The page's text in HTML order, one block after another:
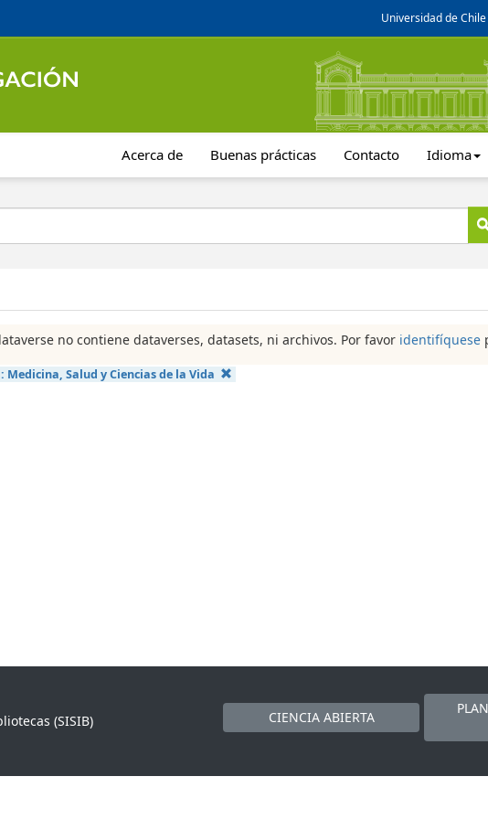
Universidad de Chile
Acerca de Buenas prácticas Contacto Idioma
no contiene dataverses, datasets, ni archivos. Por favor identifíquese
Medicina, Salud y Ciencias de la Vida
(SISIB)
CIENCIA ABIERTA